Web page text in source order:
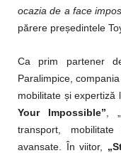
ocazia de a face
părere președintele
Ca prim partener
Paralimpice,
mobilitate și expertiză
Your Impossible” ,
transport,
avansate. În viitor,